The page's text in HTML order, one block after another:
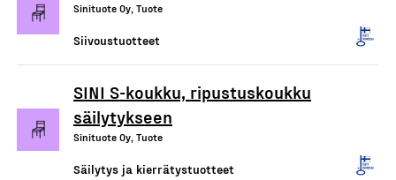
Sinituote Oy, Tuote
Siivoustuotteet
SINI S-koukku, ripustuskoukku
säilytykseen
Sinituote Oy, Tuote
Säilytys ja kierrätystuotteet